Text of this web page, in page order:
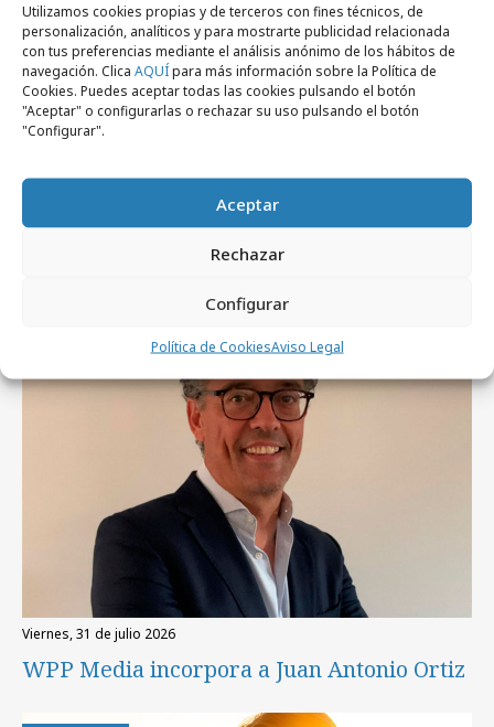
Utilizamos cookies propias y de terceros con fines técnicos, de
personalización, analíticos y para mostrarte publicidad relacionada
con tus preferencias mediante el análisis anónimo de los hábitos de
navegación. Clica AQUÍpara más información sobre la Política de
Cookies. Puedes aceptar todas las cookies pulsando el botón
"Aceptar" o configurarlas o rechazar su uso pulsando el botón
"Configurar".
Aceptar
Rechazar
Configurar
Política de CookiesAviso Legal
miércoles, 6 de mayo 2026
Casi 6 de cada 10 jóvenes han sufrido
ciberviolencia en el último año
Artículos recientes
viernes, 31 de julio 2026
WPP Media incorpora a Juan Antonio Ortiz